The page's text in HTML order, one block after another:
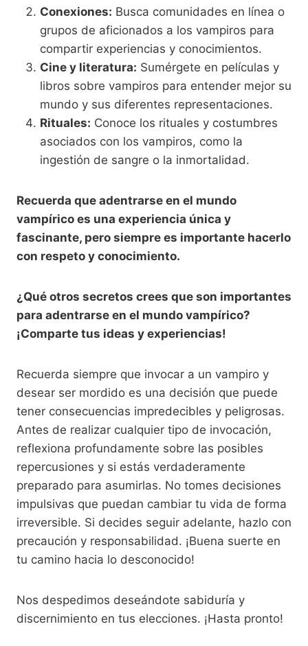
Conexiones: Busca comunidades en línea o
grupos de aficionados a los vampiros para
compartir experiencias y conocimientos.
Cine y literatura: Sumérgete en películas y
libros sobre vampiros para entender mejor su
mundo y sus diferentes representaciones.
Rituales: Conoce los rituales y costumbres
asociados con los vampiros, como la
ingestión de sangre o la inmortalidad.
Recuerda que adentrarse en el mundo
vampírico es una experiencia única y
fascinante, pero siempre es importante hacerlo
con respeto y conocimiento.
¿Qué otros secretos crees que son importantes
para adentrarse en el mundo vampírico?
¡Comparte tus ideas y experiencias!
Recuerda siempre que invocar a un vampiro y
desear ser mordido es una decisión que puede
tener consecuencias impredecibles y peligrosas.
Antes de realizar cualquier tipo de invocación,
reflexiona profundamente sobre las posibles
repercusiones y si estás verdaderamente
preparado para asumirlas. No tomes decisiones
impulsivas que puedan cambiar tu vida de forma
irreversible. Si decides seguir adelante, hazlo con
precaución y responsabilidad. ¡Buena suerte en
tu camino hacia lo desconocido!
Nos despedimos deseándote sabiduría y
discernimiento en tus elecciones. ¡Hasta pronto!